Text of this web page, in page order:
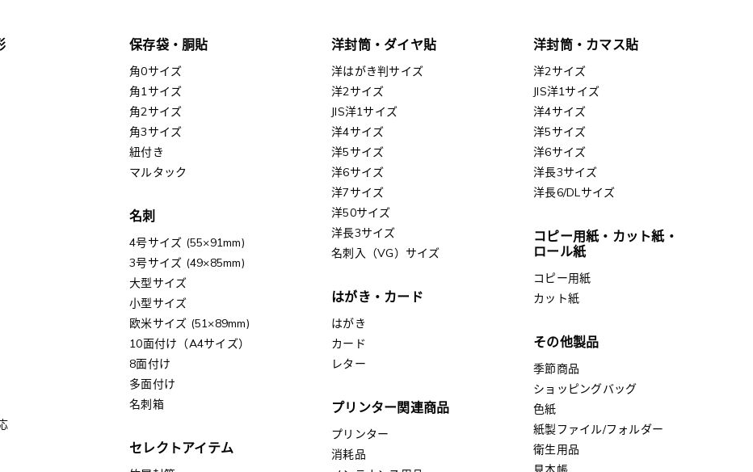
保存袋・胴貼
角0サイズ
角1サイズ
角2サイズ
角3サイズ
紐付き
マルタック
名刺
4号サイズ (55×91mm)
3号サイズ (49×85mm)
大型サイズ
小型サイズ
欧米サイズ (51×89mm)
10面付け（A4サイズ）
8面付け
多面付け
名刺箱
セレクトアイテム
洋封筒・ダイヤ貼
洋はがき判サイズ
洋2サイズ
JIS洋1サイズ
洋4サイズ
洋5サイズ
洋6サイズ
洋7サイズ
洋50サイズ
洋長3サイズ
名刺入（VG）サイズ
はがき・カード
はがき
カード
レター
プリンター関連商品
プリンター
消耗品
洋封筒・カマス貼
洋2サイズ
JIS洋1サイズ
洋4サイズ
洋5サイズ
洋6サイズ
洋長3サイズ
洋長6/DLサイズ
コピー用紙・カット紙・
ロール紙
コピー用紙
カット紙
その他製品
季節商品
ショッピングバッグ
色紙
紙製ファイル/フォルダー
衛生用品